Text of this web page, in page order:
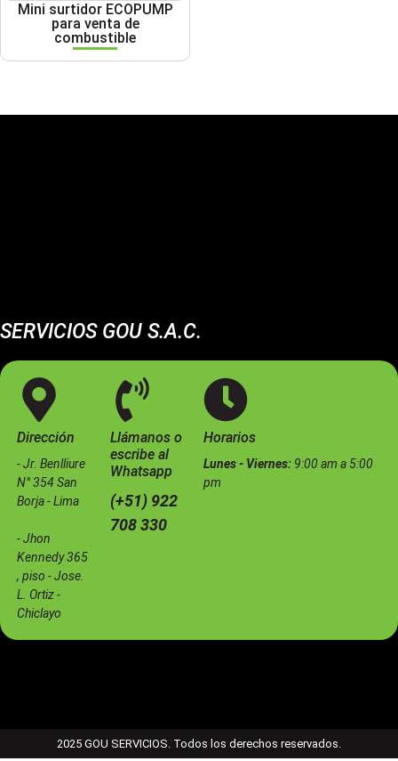
Mini surtidor ECOPUMP
para venta de
combustible
SERVICIOS GOU S.A.C.
Somos una empresa especializada en el mantenimiento de
estaciones de servicio e instalaciones industriales.
Dirección
- Jr. Benlliure
N° 354 San
Borja - Lima
- Jhon
Kennedy 365
, piso - Jose.
L. Ortiz -
Chiclayo
Llámanos o
escribe al
Whatsapp
(+51) 922
708 330
Horarios
Lunes - Viernes:9:00 am a 5:00
pm
2025 GOU SERVICIOS. Todos los derechos reservados.